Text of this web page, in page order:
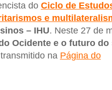
do Ciclo de
e
– IHU. Neste 27 de
Ocidente e o futuro
na Página do